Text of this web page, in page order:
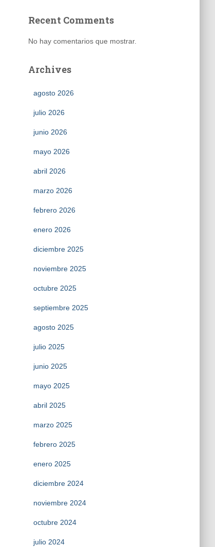
Recent Comments
No hay comentarios que mostrar.
Archives
agosto 2026
julio 2026
junio 2026
mayo 2026
abril 2026
marzo 2026
febrero 2026
enero 2026
diciembre 2025
noviembre 2025
octubre 2025
septiembre 2025
agosto 2025
julio 2025
junio 2025
mayo 2025
abril 2025
marzo 2025
febrero 2025
enero 2025
diciembre 2024
noviembre 2024
octubre 2024
julio 2024